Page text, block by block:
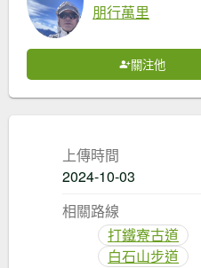
朋行萬里
關注他
上傳時間
2024-10-03
相關路線
打鐵寮古道
白石山步道